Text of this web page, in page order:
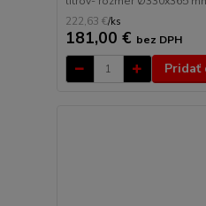
222,63 €/ks
181,00 € bez DPH
Pridať